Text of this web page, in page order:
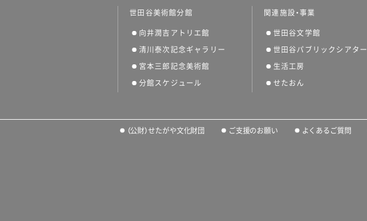
世田谷美術館分館
向井潤吉アトリエ館
清川泰次記念ギャラリー
宮本三郎記念美術館
分館スケジュール
関連施設・事業
世田谷文学館
世田谷パブリックシアター
生活工房
せたおん
（公財）せたがや文化財団 ご支援のお願い よくあるご質問